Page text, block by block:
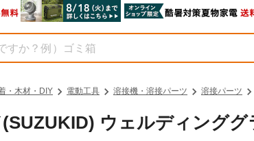
・木材・DIY 電動工具 溶接機・溶接パーツ 溶接パーツ
ウェルディンググ